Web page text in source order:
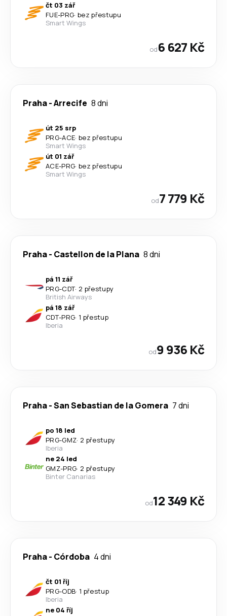
čt 03 zář
FUE-PRG· bez přestupu
Smart Wings
od6 627 Kč
Praha-Arrecife 8 dni
út 25 srp
PRG-ACE· bez přestupu
Smart Wings
út 01 zář
ACE-PRG· bez přestupu
Smart Wings
od7 779 Kč
Praha- Castellon de la Plana 8 dni
pá 11 zář
PRG-CDT· 2 přestupy
British Airways
pá 18 zář
CDT-PRG· 1 přestup
Iberia
od9 936 Kč
Praha-San Sebastian de la Gomera 7 dni
po 18 led
PRG-GMZ· 2 přestupy
Iberia
ne 24 led
GMZ-PRG· 2 přestupy
Binter Canarias
od12 349 Kč
Praha- Córdoba 4 dni
čt 01 říj
PRG-ODB· 1 přestup
Iberia
ne 04 říj